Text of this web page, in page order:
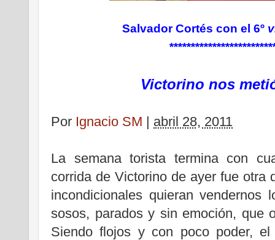
Salvador Cortés con el 6º
Victorino nos
Por Ignacio SM | abril 28, 2011
La semana torista termina con
corrida de Victorino de ayer fue otra
incondicionales quieran vendernos
sosos, parados y sin emoción, que
Siendo flojos y con poco poder,